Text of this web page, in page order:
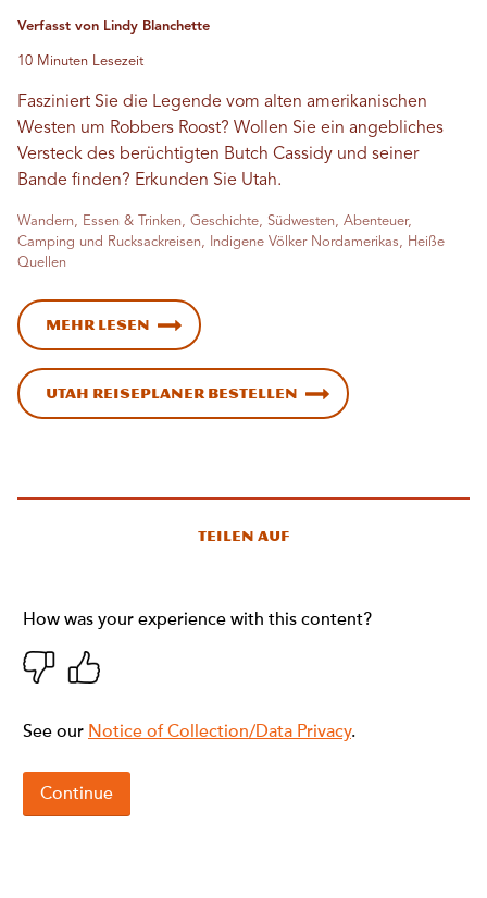
Verfasst von Lindy Blanchette
10 Minuten Lesezeit
Fasziniert Sie die Legende vom alten amerikanischen
Westen um Robbers Roost? Wollen Sie ein angebliches
Versteck des berüchtigten Butch Cassidy und seiner
Bande finden? Erkunden Sie Utah.
Wandern, Essen & Trinken, Geschichte, Südwesten, Abenteuer,
Camping und Rucksackreisen, Indigene Völker Nordamerikas, Heiße
Quellen
Mehr lesen
Utah Reiseplaner bestellen
Teilen auf